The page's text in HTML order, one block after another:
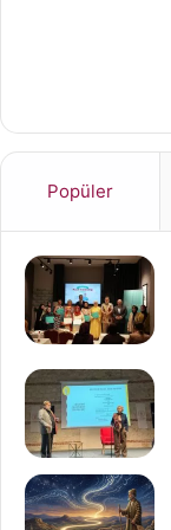
Popüler